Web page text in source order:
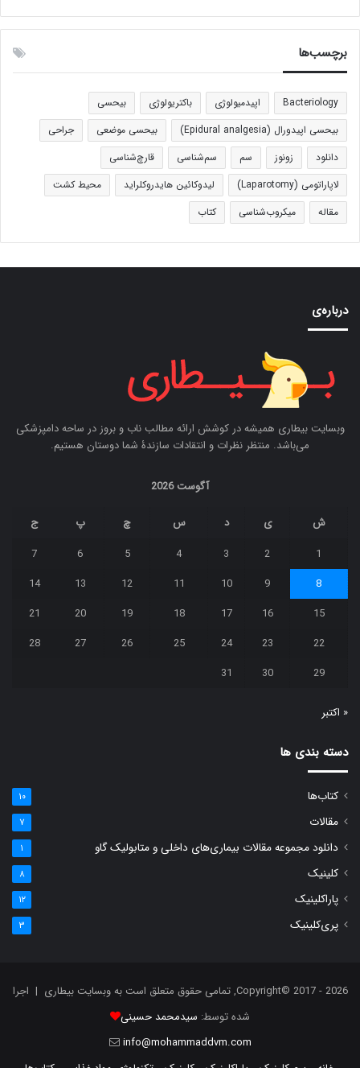
برچسب‌ها
Bacteriology اپیدمیولوژی باکتریولوژی
بیحسی
بیحسی اپیدورال (Epidural analgesia)
بیحسی موضعی
جراحی
دانلود
زونوز سم سم‌شناسی
قارچ‌شناسی
لاپاراتومی (Laparotomy)
لیدوکائین هایدروکلراید
محیط کشت
مقاله
میکروب‌شناسی کتاب
درباره‌ی
وبسایت بیطاری همیشه در کوشش ارائه مطالب ناب و بروز در ساحه دامپزشکی
می‌باشد. منتظر نظرات و انتقادات سازندۀ شما دوستان هستیم.
آگوست 2026
ش ی د س چ پ
ج
1
2
3
4
5
6
7
8
9
10
11
12
13
14
15
16
17
18
19
20
21
22
23
24
25
26
27
28
29
30
31
« اکتبر
دسته بندی ها
کتاب‌ها ۱۰
مقالات ۷
دانلود مجموعه مقالات بیماری‌های داخلی و متابولیک گاو ۱
کلینیک ۸
پاراکلینیک ۱۲
پری‌کلینیک ۳
Copyright© 2017 - 2026, تمامی حقوق متعلق است به وبسایت بیطاری | اجرا
شده توسط: سیدمحمد حسینی
info@mohammaddvm.com